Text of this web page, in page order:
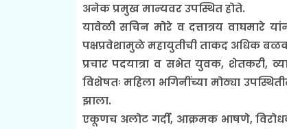
अनेक प्रमुख मान्यवर उपस्थित होते.
यावेळी सचिन मोरे व दत्तात्रय वाघमारे
पक्षप्रवेशामुळे महायुतीची ताकद अधिक
प्रचार पदयात्रा व सभेत युवक, शेतकरी,
विशेषतः महिला भगिनींच्या मोठ्या
झाला.
एकूणच अलोट गर्दी, आक्रमक भाषणे,